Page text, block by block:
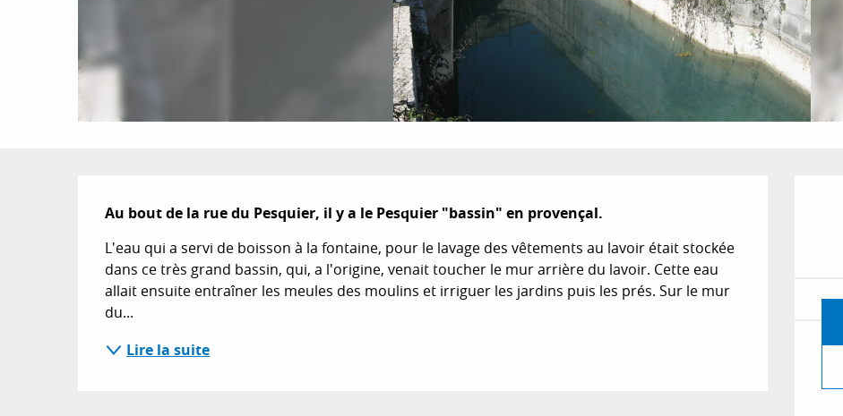
Description
Au bout de la rue du Pesquier, il y a le Pesquier "bassin" en provençal.
L'eau qui a servi de boisson à la fontaine, pour le lavage des vêtements au lavoir était stockée
dans ce très grand bassin, qui, a l'origine, venait toucher le mur arrière du lavoir. Cette eau
allait ensuite entraîner les meules des moulins et irriguer les jardins puis les prés. Sur le mur
du...
Lire la suite